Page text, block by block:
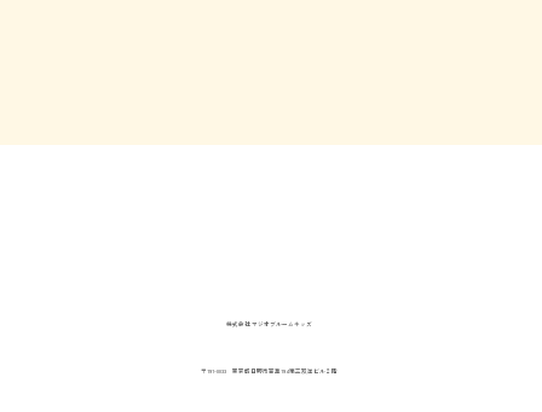
株式会社 マジオブルームキッズ
〒191-0033 東京都日野市百草194第三双洋ビル２階